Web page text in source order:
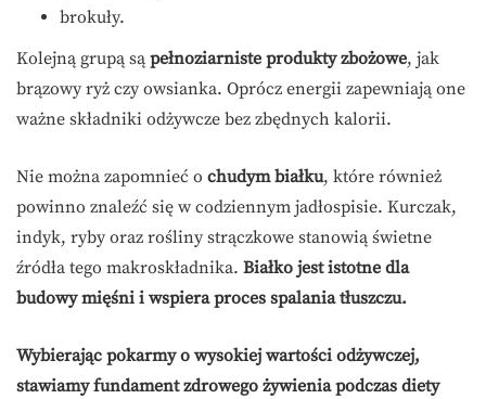
brokuły.
Kolejną grupą są pełnoziarniste produkty zbożowe, jak
brązowy ryż czy owsianka. Oprócz energii zapewniają one
ważne składniki odżywcze bez zbędnych kalorii.
Nie można zapomnieć o chudym białku, które również
powinno znaleźć się w codziennym jadłospisie. Kurczak,
indyk, ryby oraz rośliny strączkowe stanowią świetne
źródła tego makroskładnika. Białko jest istotne dla
budowy mięśni i wspiera proces spalania tłuszczu.
Wybierając pokarmy o wysokiej wartości odżywczej,
stawiamy fundament zdrowego żywienia podczas diety